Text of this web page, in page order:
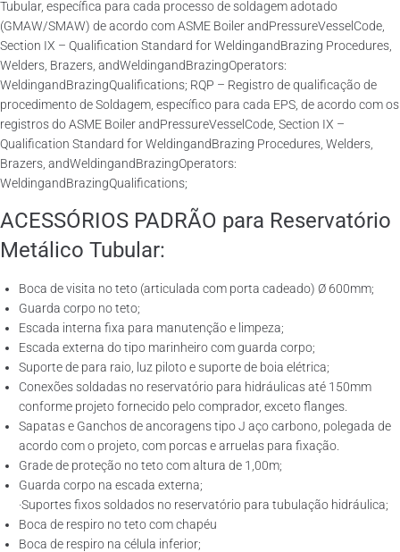
Tubular, específica para cada processo de soldagem adotado
(GMAW/SMAW) de acordo com ASME Boiler andPressureVesselCode,
Section IX – Qualification Standard for WeldingandBrazing Procedures,
Welders, Brazers, andWeldingandBrazingOperators:
WeldingandBrazingQualifications; RQP – Registro de qualificação de
procedimento de Soldagem, específico para cada EPS, de acordo com os
registros do ASME Boiler andPressureVesselCode, Section IX –
Qualification Standard for WeldingandBrazing Procedures, Welders,
Brazers, andWeldingandBrazingOperators:
WeldingandBrazingQualifications;
ACESSÓRIOS PADRÃO para Reservatório
Metálico Tubular:
Boca de visita no teto (articulada com porta cadeado) Ø 600mm;
Guarda corpo no teto;
Escada interna fixa para manutenção e limpeza;
Escada externa do tipo marinheiro com guarda corpo;
Suporte de para raio, luz piloto e suporte de boia elétrica;
Conexões soldadas no reservatório para hidráulicas até 150mm
conforme projeto fornecido pelo comprador, exceto flanges.
Sapatas e Ganchos de ancoragens tipo J aço carbono, polegada de
acordo com o projeto, com porcas e arruelas para fixação.
Grade de proteção no teto com altura de 1,00m;
Guarda corpo na escada externa;
·Suportes fixos soldados no reservatório para tubulação hidráulica;
Boca de respiro no teto com chapéu
Boca de respiro na célula inferior;